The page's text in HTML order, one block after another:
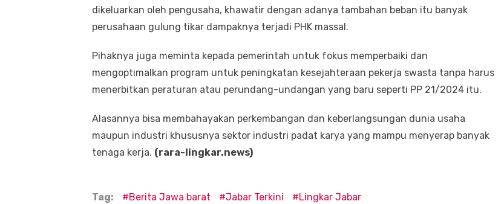
dikeluarkan oleh pengusaha, khawatir dengan adanya tambahan beban itu banyak
perusahaan gulung tikar dampaknya terjadi PHK massal.
Pihaknya juga meminta kepada pemerintah untuk fokus memperbaiki dan
mengoptimalkan program untuk peningkatan kesejahteraan pekerja swasta tanpa harus
menerbitkan peraturan atau perundang-undangan yang baru seperti PP 21/2024 itu.
Alasannya bisa membahayakan perkembangan dan keberlangsungan dunia usaha
maupun industri khususnya sektor industri padat karya yang mampu menyerap banyak
tenaga kerja. (rara-lingkar.news)
Tag: Berita Jawa barat Jabar Terkini Lingkar Jabar